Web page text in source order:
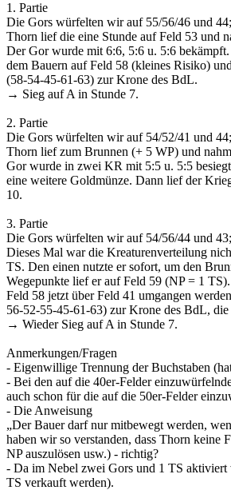
1. Partie
Die Gors würfelten wir auf 55/56/46 und
Thorn lief die eine Stunde auf Feld 53 und
Der Gor wurde mit 6:6, 5:6 u. 5:6
dem Bauern auf Feld 58 (kleines Risiko)
(58-54-45-61-63) zur Krone des BdL.
→ Sieg auf A in Stunde 7.
2. Partie
Die Gors würfelten wir auf 54/52/41 und
Thorn lief zum Brunnen (+ 5 WP) und
Gor wurde in zwei KR mit 5:5 u. 5:5
eine weitere Goldmünze. Dann lief der
10.
3. Partie
Die Gors würfelten wir auf 54/56/44 und
Dieses Mal war die Kreaturenverteilung
TS. Den einen nutzte er sofort, um den
Wegepunkte lief er auf Feld 59 (NP = 1
Feld 58 jetzt über Feld 41 umgangen
56-52-55-45-61-63) zur Krone des BdL, die
→ Wieder Sieg auf A in Stunde 7.
Anmerkungen/Fragen
- Eigenwillige Trennung der Buchstaben
- Bei den auf die 40er-Felder
auch schon für die auf die 50er-Felder
- Die Anweisung
„Der Bauer darf nur mitbewegt werden,
haben wir so verstanden, dass Thorn keine
NP auszulösen usw.) - richtig?
- Da im Nebel zwei Gors und 1 TS aktiviert
TS verkauft werden).